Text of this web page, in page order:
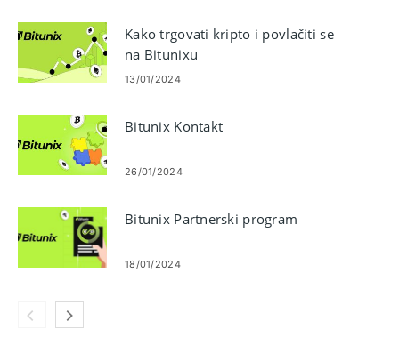
Kako trgovati kripto i povlačiti se
na Bitunixu
13/01/2024
Bitunix Kontakt
26/01/2024
Bitunix Partnerski program
18/01/2024